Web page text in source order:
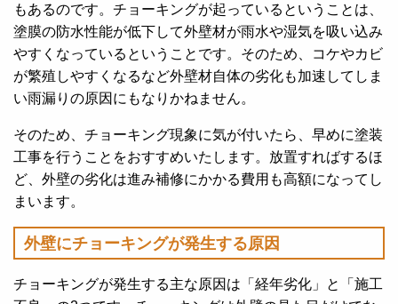
もあるのです。チョーキングが起っているということは、
塗膜の防水性能が低下して外壁材が雨水や湿気を吸い込み
やすくなっているということです。そのため、コケやカビ
が繁殖しやすくなるなど外壁材自体の劣化も加速してしま
い雨漏りの原因にもなりかねません。
そのため、チョーキング現象に気が付いたら、早めに塗装
工事を行うことをおすすめいたします。放置すればするほ
ど、外壁の劣化は進み補修にかかる費用も高額になってし
まいます。
外壁にチョーキングが発生する原因
チョーキングが発生する主な原因は「経年劣化」と「施工